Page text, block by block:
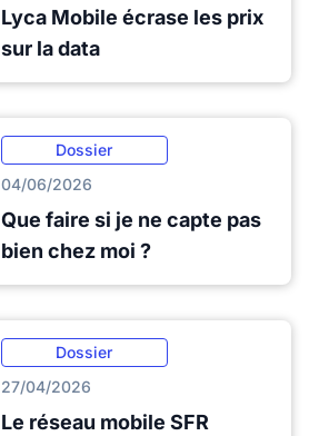
Lyca Mobile écrase les prix
sur la data
Dossier
04/06/2026
Que faire si je ne capte pas
bien chez moi ?
Dossier
27/04/2026
Le réseau mobile SFR